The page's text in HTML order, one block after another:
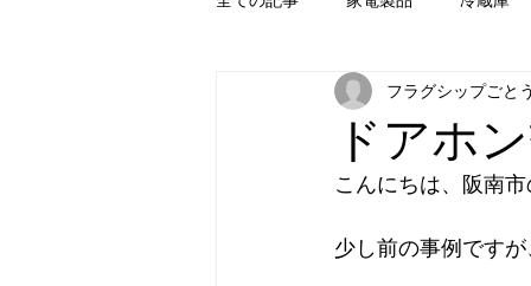
フラグシップキョウエイ フラ
パナソニック補聴器 炊飯器
ドアホ
フラグシップごと
こんにちは、阪南
少し前の事例です